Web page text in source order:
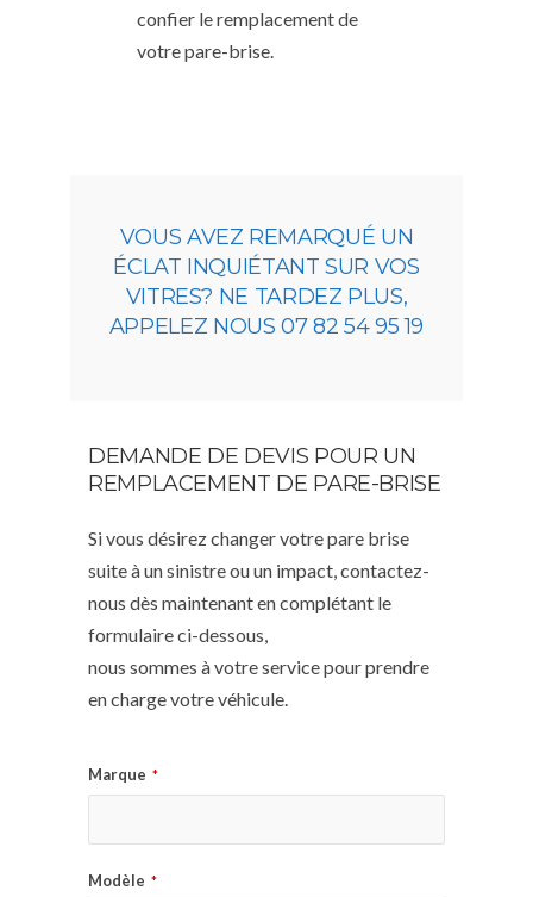
confier le remplacement de
votre pare-brise.
VOUS AVEZ REMARQUÉ UN
ÉCLAT INQUIÉTANT SUR VOS
VITRES? NE TARDEZ PLUS,
APPELEZ NOUS 07 82 54 95 19
DEMANDE DE DEVIS POUR UN
REMPLACEMENT DE PARE-BRISE
Si vous désirez changer votre pare brise
suite à un sinistre ou un impact, contactez-
nous dès maintenant en complétant le
formulaire ci-dessous,
nous sommes à votre service pour prendre
en charge votre véhicule.
Marque *
Modèle *